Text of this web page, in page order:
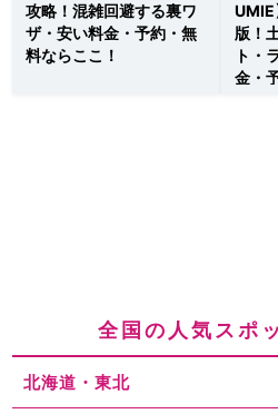
攻略！混雑回避する裏ワ
ザ・安い料金・予約・無
料ならここ！
UMIE
版！
ト・
金・
全国の人気スポ
北海道・東北